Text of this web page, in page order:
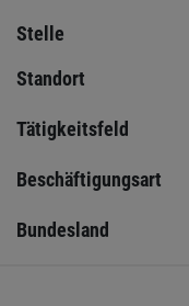
Stelle
Standort
Tätigkeitsfeld
Beschäftigungsart
Bundesland